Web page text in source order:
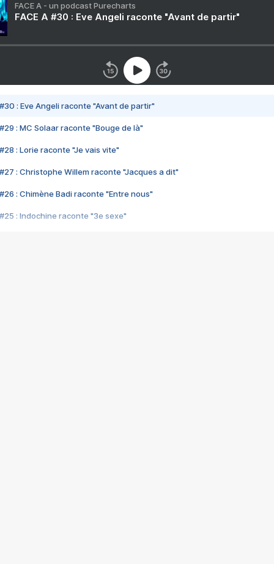
FACE A - un podcast Purecharts
FACE A #30 : Eve Angeli raconte "Avant de partir"
#30 : Eve Angeli raconte "Avant de partir"
#29 : MC Solaar raconte "Bouge de là"
#28 : Lorie raconte "Je vais vite"
#27 : Christophe Willem raconte "Jacques a dit"
#26 : Chimène Badi raconte "Entre nous"
#25 : Indochine raconte "3e sexe"